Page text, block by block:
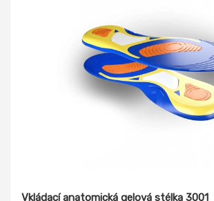
Vkládací anatomická gelová stélka 3001